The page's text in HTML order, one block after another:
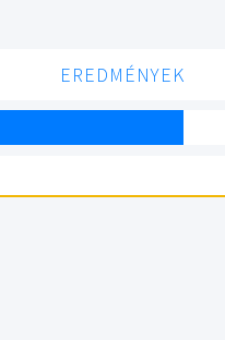
EREDMÉNYEK